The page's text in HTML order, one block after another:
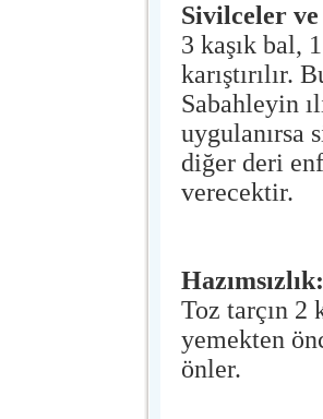
Sivilceler
3 kaşık bal,
karıştırılır.
Sabahleyin
uygulanırsa
diğer deri
verecektir.
Toz tarçın 2
yemekten
önler.